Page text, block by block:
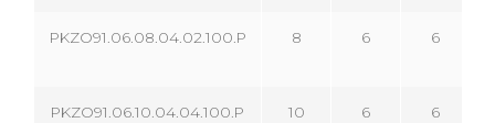
PKZO91.06.08.04.02.100.P 8 6 6
PKZO91.06.10.04.04.100.P 10 6 6